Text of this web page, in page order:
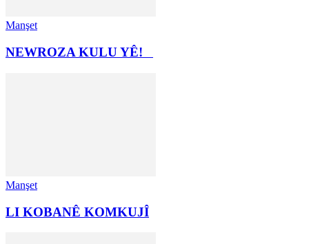
Manşet
NEWROZA KULU YÊ!
Manşet
LI KOBANÊ KOMKUJÎ